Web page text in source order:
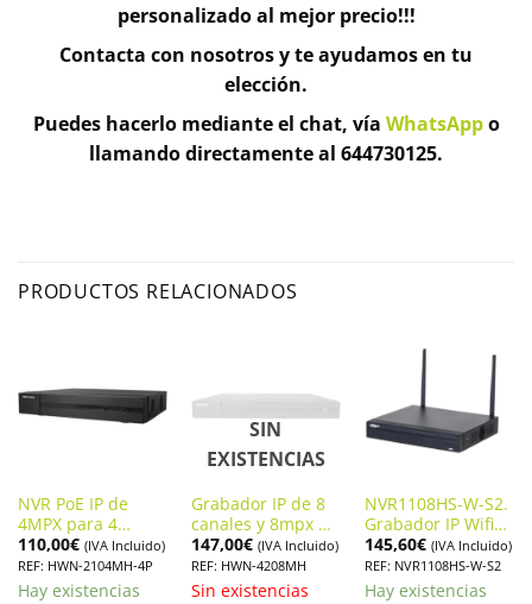
personalizado al mejor precio!!!
Contacta con nosotros y te ayudamos en tu
elección.
Puedes hacerlo mediante el chat, vía WhatsAppo
llamando directamente al 644730125.
PRODUCTOS RELACIONADOS
NVR PoE IP de
4MPX para 4
cámaras Hikvision.
HWN-2104MH-4P
110,00€ (IVA Incluido)
REF: HWN-2104MH-4P
Hay existencias
SIN
EXISTENCIAS
Grabador IP de 8
canales y 8mpx de
resolución
HIKVISION. HWN-
4208MH
147,00€ (IVA Incluido)
REF: HWN-4208MH
Sin existencias
NVR1108HS-W-S2.
Grabador IP Wifi
DAHUA para 8
cámaras
145,60€ (IVA Incluido)
REF: NVR1108HS-W-S2
Hay existencias